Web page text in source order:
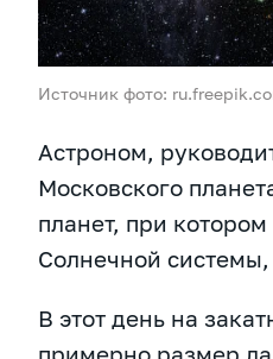
Источник фото:
Астроном,
Московского
планет, при
Солнечной системы,
В этот день на
примерно размер